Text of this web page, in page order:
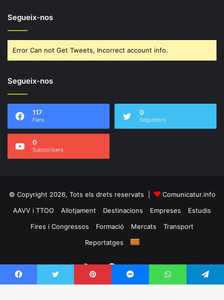
Segueix-nos
Error Can not Get Tweets, Incorrect account info.
Segueix-nos
117
Fans
0
Seguidors
0
Subscribers
© Copyright 2026, Tots els drets reservats |
Comunicatur.info
AAVV i TTOO
Allotjament Destinacions Empreses
Estudis
Fires i Congressos
Formació Mercats
Transport
Reportatges
RSS Facebook
Twitter
Facebook Twitter Pinterest Messenger WhatsApp Telegram